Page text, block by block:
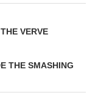
VERVE
THE SMASHING